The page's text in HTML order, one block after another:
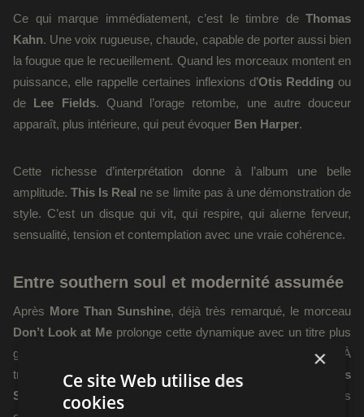
Ce qui marque immédiatement, c’est le timbre de Thomas
Kahn. Une voix rugueuse, chaude, capable de porter aussi bien
la fougue que le recueillement. Quand les morceaux montent en
puissance, elle rappelle certaines inflexions d’Otis Redding ou
de Lee Fields. Quand l’orage retombe, une autre douceur
apparaît, plus intérieure, qui peut évoquer Ben Harper.
Cette richesse d’interprétation donne à l’album une belle
amplitude.This Is Real ne se limite pas à une démonstration de
style. C’est un disque qui vit, qui respire, qui alterne ferveur,
sensualité, tension et contemplation avec une vraie cohérence.
Entre southern soul et modernité assumée
Après More Than Sunshine, déjà très remarqué, le morceau
Don’t Look at Me prolonge cette dynamique avec un titre plus
groovy, taillé pour les amateurs de funk et de soul nerveuse. À
travers ce single,Thomas Kahnfait circuler l’énergie de
Times
Square
et deBroadway
, tout en gardant une assise très
×
Ce site Web utilise des
cookies